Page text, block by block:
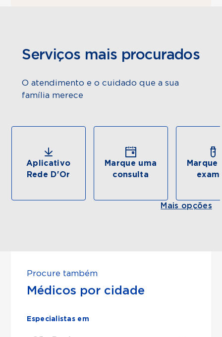
Serviços mais procurados
O atendimento e o cuidado que a sua
família merece
Aplicativo
Rede D'Or
Marque uma
consulta
Marque
Mais opções
Procure também
Médicos por cidade
Especialistas em